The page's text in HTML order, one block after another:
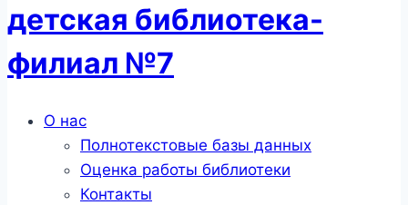
детская библиотека-
филиал №7
МенюО нас
Полнотекстовые базы данных
Оценка работы библиотеки
Контакты